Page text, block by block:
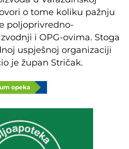
o tome koliku pažnju
poljoprivredno-
i OPG-ovima. Stoga
uspješnoj organizaciji
je župan Stričak.
opeka